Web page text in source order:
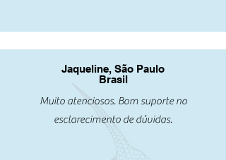
Jaqueline, São Paulo
Brasil
Muito atenciosos. Bom suporte no
esclarecimento de dúvidas.